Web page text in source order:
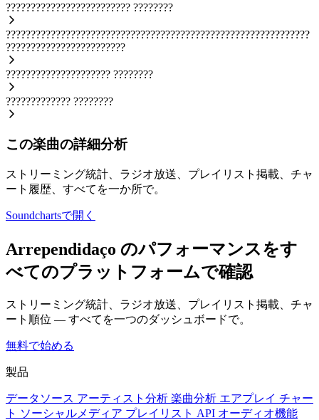
????????????????????????? ????????
?????????????????????????????????????????????????????????????
????????????????????????
????????????????????? ????????
????????????? ????????
この楽曲の詳細分析
ストリーミング統計、ラジオ放送、プレイリスト掲載、チャ
ート履歴、すべてを一か所で。
Soundchartsで開く
Arrependidaço のパフォーマンスをす
べてのプラットフォームで確認
ストリーミング統計、ラジオ放送、プレイリスト掲載、チャ
ート順位 — すべてを一つのダッシュボードで。
無料で始める
製品
データソース アーティスト分析 楽曲分析 エアプレイ チャー
ト ソーシャルメディア プレイリスト API オーディオ機能